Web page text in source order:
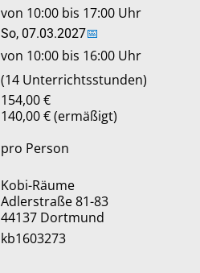
von 10:00 bis 17:00 Uhr
So, 07.03.2027📅
von 10:00 bis 16:00 Uhr
(14 Unterrichtsstunden)
154,00 €
140,00 € (ermäßigt)
pro Person
Kobi-Räume
Adlerstraße 81-83
44137 Dortmund
kb1603273